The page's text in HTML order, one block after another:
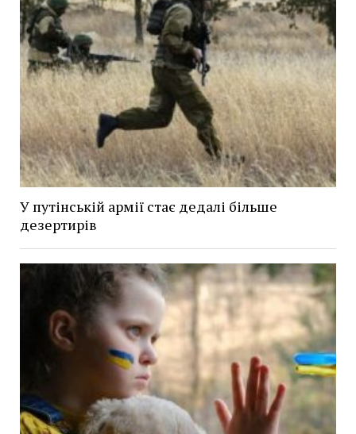
У путінській армії стає дедалі більше
дезертирів